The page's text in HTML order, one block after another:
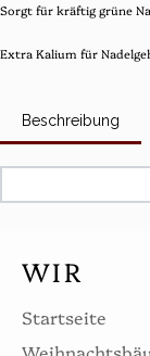
Sorgt für kräftig grüne
Extra Kalium für
Beschreibung
WIR
Startseite